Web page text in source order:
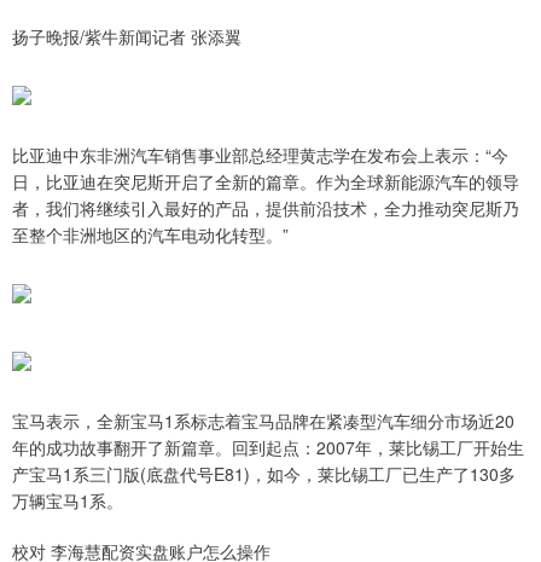
扬子晚报/紫牛新闻记者 张添翼
比亚迪中东非洲汽车销售事业部总经理黄志学在发布会上表示：“今
日，比亚迪在突尼斯开启了全新的篇章。作为全球新能源汽车的领导
者，我们将继续引入最好的产品，提供前沿技术，全力推动突尼斯乃
至整个非洲地区的汽车电动化转型。”
宝马表示，全新宝马1系标志着宝马品牌在紧凑型汽车细分市场近20
年的成功故事翻开了新篇章。回到起点：2007年，莱比锡工厂开始生
产宝马1系三门版(底盘代号E81)，如今，莱比锡工厂已生产了130多
万辆宝马1系。
校对 李海慧配资实盘账户怎么操作